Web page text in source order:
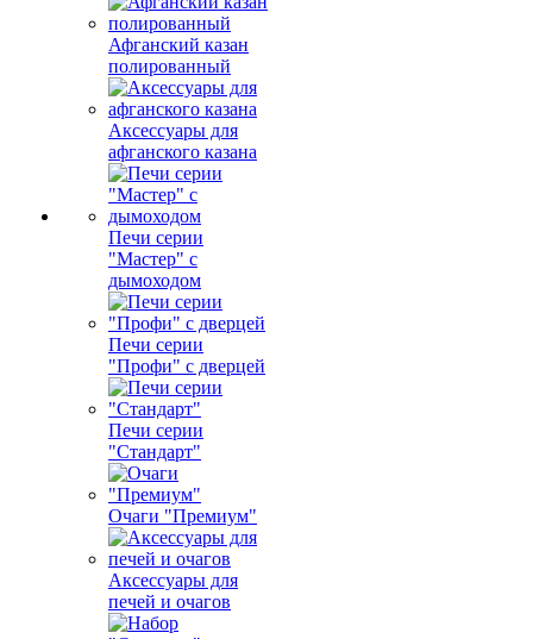
Афганский казан
полированный
Аксессуары для
афганского казана
Печи серии
"Мастер" с
дымоходом
Печи серии
"Профи" с дверцей
Печи серии
"Стандарт"
Очаги "Премиум"
Аксессуары для
печей и очагов